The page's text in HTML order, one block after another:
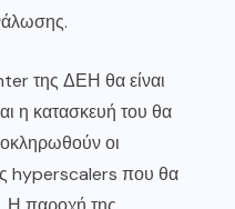
της ΔΕΗ θα είναι
η κατασκευή του θα
οι
hyperscalers που θα